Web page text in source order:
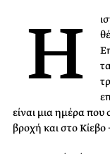
Η
είναι μια ημέρα
βροχή και στο Κίεβο